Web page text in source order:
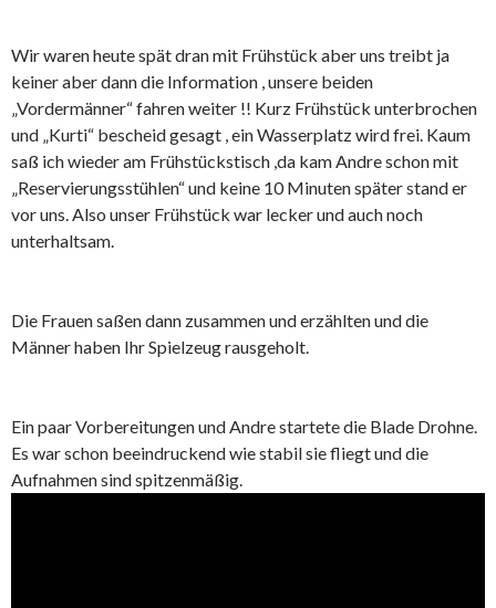
Wir waren heute spät dran mit Frühstück aber uns treibt ja
keiner aber dann die Information , unsere beiden
„Vordermänner“ fahren weiter !! Kurz Frühstück unterbrochen
und „Kurti“ bescheid gesagt , ein Wasserplatz wird frei. Kaum
saß ich wieder am Frühstückstisch ,da kam Andre schon mit
„Reservierungsstühlen“ und keine 10 Minuten später stand er
vor uns. Also unser Frühstück war lecker und auch noch
unterhaltsam.
Die Frauen saßen dann zusammen und erzählten und die
Männer haben Ihr Spielzeug rausgeholt.
Ein paar Vorbereitungen und Andre startete die Blade Drohne.
Es war schon beeindruckend wie stabil sie fliegt und die
Aufnahmen sind spitzenmäßig.